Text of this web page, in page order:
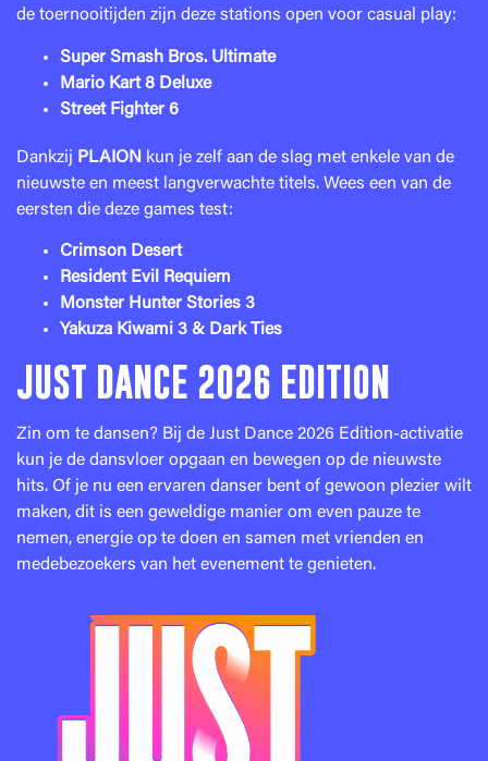
de toernooitijden zijn deze stations open voor casual play:
Super Smash Bros. Ultimate
Mario Kart 8 Deluxe
Street Fighter 6
Dankzij PLAION kun je zelf aan de slag met enkele van de
nieuwste en meest langverwachte titels. Wees een van de
eersten die deze games test:
Crimson Desert
Resident Evil Requiem
Monster Hunter Stories 3
Yakuza Kiwami 3 & Dark Ties
JUST DANCE 2026 EDITION
Zin om te dansen? Bij de Just Dance 2026 Edition-activatie
kun je de dansvloer opgaan en bewegen op de nieuwste
hits. Of je nu een ervaren danser bent of gewoon plezier wilt
maken, dit is een geweldige manier om even pauze te
nemen, energie op te doen en samen met vrienden en
medebezoekers van het evenement te genieten.